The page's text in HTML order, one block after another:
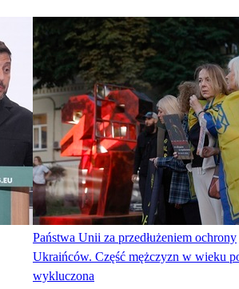
Państwa Unii za przedłużeniem ochrony
Ukraińców. Część mężczyzn w wieku
wykluczona